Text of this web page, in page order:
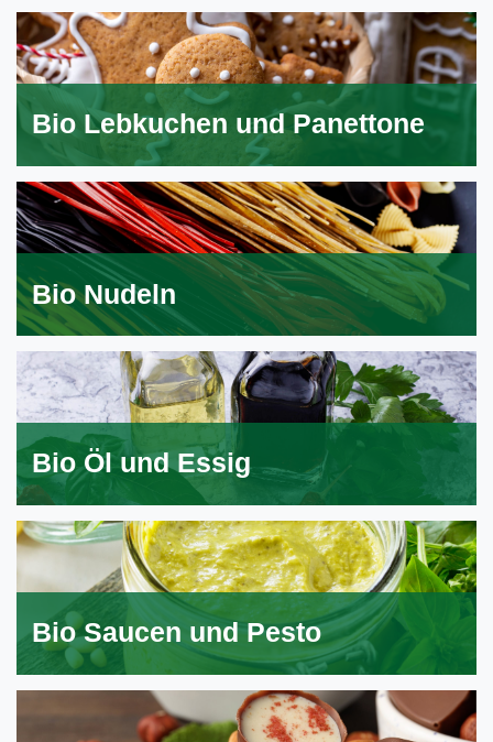
Bio Lebkuchen und Panettone
Bio Nudeln
Bio Öl und Essig
Bio Saucen und Pesto